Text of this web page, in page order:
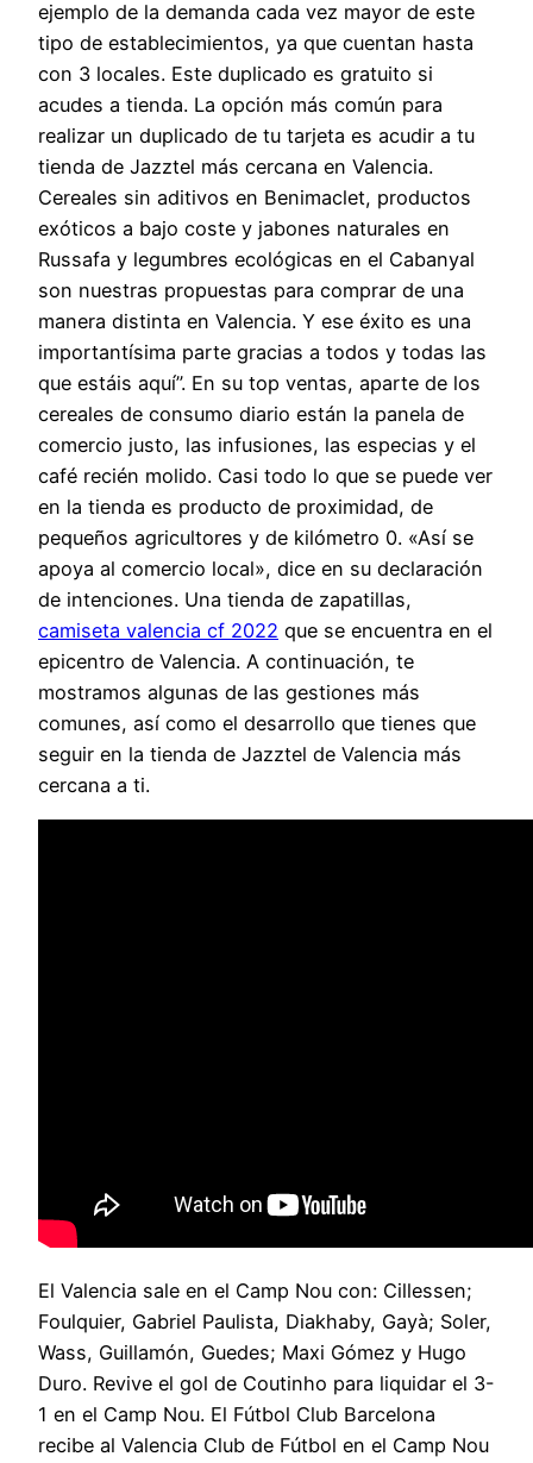
ejemplo de la demanda cada vez mayor de este
tipo de establecimientos, ya que cuentan hasta
con 3 locales. Este duplicado es gratuito si
acudes a tienda. La opción más común para
realizar un duplicado de tu tarjeta es acudir a tu
tienda de Jazztel más cercana en Valencia.
Cereales sin aditivos en Benimaclet, productos
exóticos a bajo coste y jabones naturales en
Russafa y legumbres ecológicas en el Cabanyal
son nuestras propuestas para comprar de una
manera distinta en Valencia. Y ese éxito es una
importantísima parte gracias a todos y todas las
que estáis aquí”. En su top ventas, aparte de los
cereales de consumo diario están la panela de
comercio justo, las infusiones, las especias y el
café recién molido. Casi todo lo que se puede ver
en la tienda es producto de proximidad, de
pequeños agricultores y de kilómetro 0. «Así se
apoya al comercio local», dice en su declaración
de intenciones. Una tienda de zapatillas,
camiseta valencia cf 2022 que se encuentra en el
epicentro de Valencia. A continuación, te
mostramos algunas de las gestiones más
comunes, así como el desarrollo que tienes que
seguir en la tienda de Jazztel de Valencia más
cercana a ti.
El Valencia sale en el Camp Nou con: Cillessen;
Foulquier, Gabriel Paulista, Diakhaby, Gayà; Soler,
Wass, Guillamón, Guedes; Maxi Gómez y Hugo
Duro. Revive el gol de Coutinho para liquidar el 3-
1 en el Camp Nou. El Fútbol Club Barcelona
recibe al Valencia Club de Fútbol en el Camp Nou